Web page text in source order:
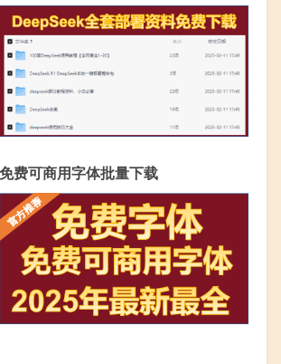
免费可商用字体批量下载